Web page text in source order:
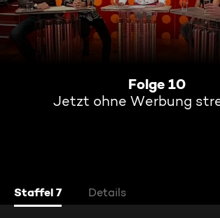
Folge 10
Jetzt ohne Werbung
Staffel 7 Details